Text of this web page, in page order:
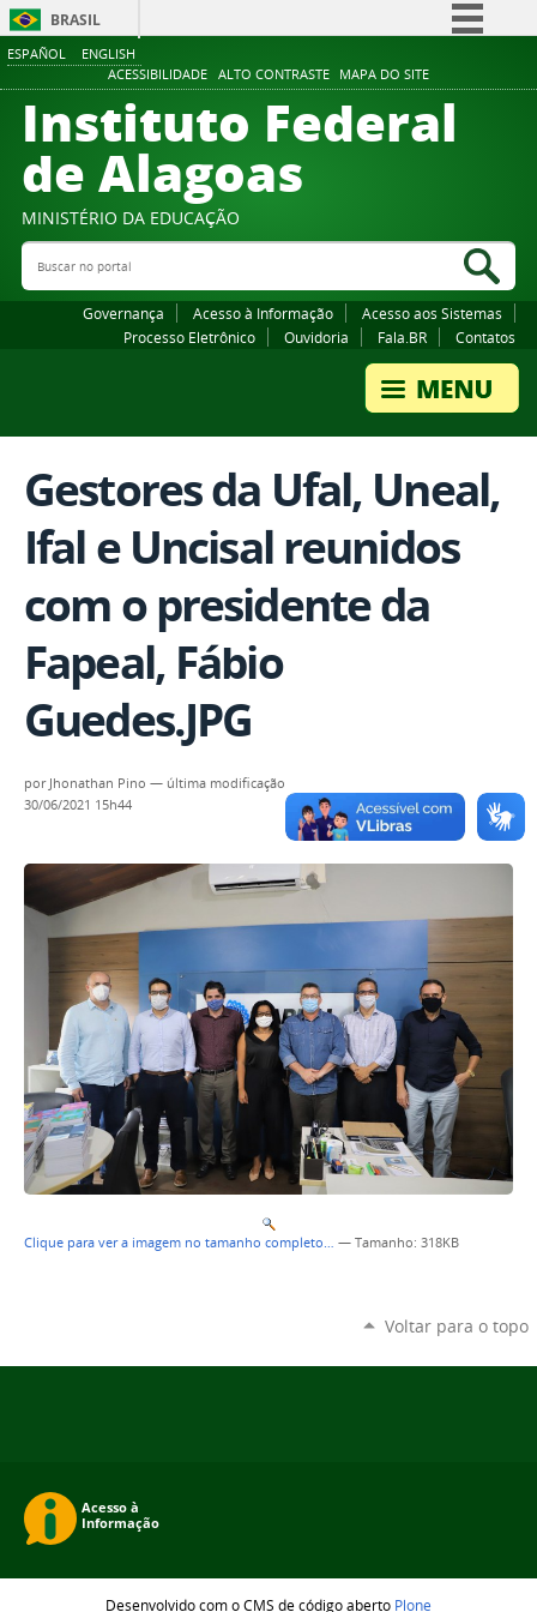
ESPAÑOL ENGLISH
ACESSIBILIDADE ALTO CONTRASTE MAPA DO SITE
BRASIL
Comunica BR
Participe
Canais
Instituto Federal
de Alagoas
MINISTÉRIO DA EDUCAÇÃO
Buscar no portal
Governança Acesso à Informação
Acesso aos Sistemas
Processo Eletrônico
Ouvidoria Fala.BR Contatos
Gestores da Ufal, Uneal,
Ifal e Uncisal reunidos
com o presidente da
Fapeal, Fábio
Guedes.JPG
por Jhonathan Pino — última modificação
30/06/2021 15h44
Clique para ver a imagem no tamanho completo… — Tamanho: 318KB
Voltar para o topo
Desenvolvido com o CMS de código aberto Plone